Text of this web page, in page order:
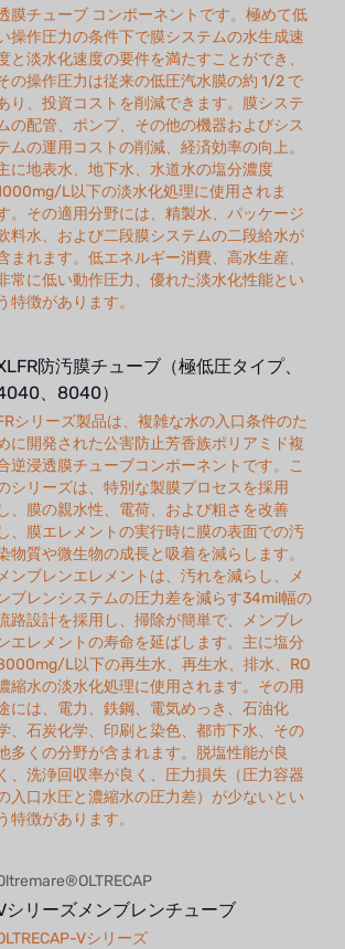
膜チューブ コンポーネントです。極めて低
操作圧力の条件下で膜システムの水生成速
と淡水化速度の要件を満たすことができ、
の操作圧力は従来の低圧汽水膜の約 1/2 で
り、投資コストを削減できます。膜システ
の配管、ポンプ、その他の機器およびシス
ムの運用コストの削減、経済効率の向上。
に地表水、地下水、水道水の塩分濃度
L以下の淡水化処理に使用されま
。その適用分野には、精製水、パッケージ
料水、および二段膜システムの二段給水が
まれます。低エネルギー消費、高水生産、
常に低い動作圧力、優れた淡水化性能とい
特徴があります。
防汚膜チューブ（極低圧タイプ、
、8040）
シリーズ製品は、複雑な水の入口条件のた
に開発された公害防止芳香族ポリアミド複
逆浸透膜チューブコンポーネントです。こ
シリーズは、特別な製膜プロセスを採用
し、膜の親水性、電荷、および粗さを改善
し、膜エレメントの実行時に膜の表面での汚
物質や微生物の成長と吸着を減らします。
ンブレンエレメントは、汚れを減らし、メ
ブレンシステムの圧力差を減らす34mil幅の
路設計を採用し、掃除が簡単で、メンブレ
エレメントの寿命を延ばします。主に塩分
L以下の再生水、再生水、排水、RO
縮水の淡水化処理に使用されます。その用
には、電力、鉄鋼、電気めっき、石油化
、石炭化学、印刷と染色、都市下水、その
多くの分野が含まれます。脱塩性能が良
く、洗浄回収率が良く、圧力損失（圧力容器
入口水圧と濃縮水の圧力差）が少ないとい
特徴があります。
シリーズメンブレンチューブ
Vシリーズ